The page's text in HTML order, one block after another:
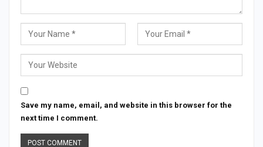
Save my name, email, and website in this browser for the
next time I comment.